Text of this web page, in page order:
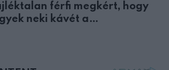
férfi megkért, hogy
neki kávét a